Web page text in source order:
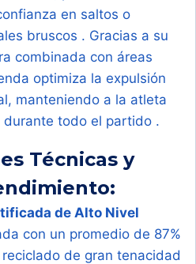
en saltos o
bruscos . Gracias a su
combinada con áreas
optimiza la expulsión
manteniendo a la atleta
todo el partido .
Técnicas y
de Alto Nivel
con un promedio de 87%
de gran tenacidad